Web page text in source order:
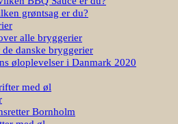
grøntsag er du?
alle bryggerier
danske bryggerier
øloplevelser i Danmark 2020
med øl
Bornholm